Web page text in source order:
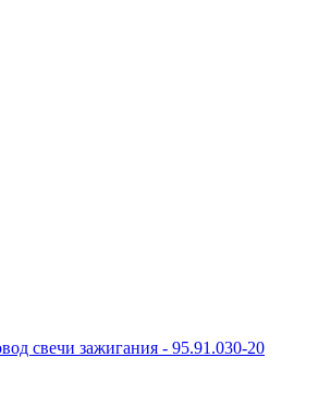
свечи зажигания - 95.91.030-20